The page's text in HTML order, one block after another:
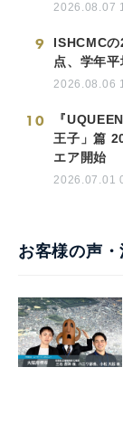
2026.08.07
9
ISHCMC
点、学年
2026.08.06
10
『
王子」篇
エア開始
2026.07.01
お客様の声・